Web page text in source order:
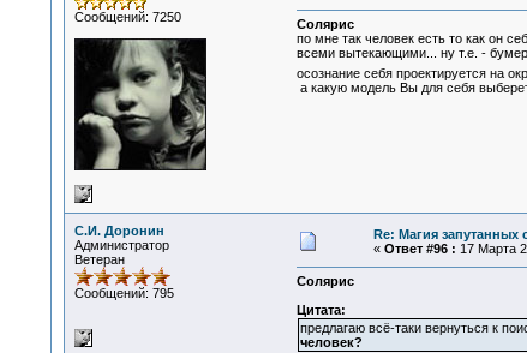
Сообщений: 7250
Солярис
по мне так человек есть то как он
всеми вытекающими... ну т.е. -
осознание себя проектируется на
а какую модель Вы для себя
С.И. Доронин
Администратор
Ветеран
Сообщений: 795
Re: Магия запутанных
« Ответ #96 : 17 Марта
Солярис
Цитата:
предлагаю всё-таки вернуться к
человек?